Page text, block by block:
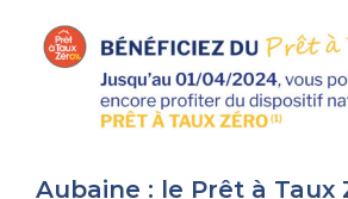
Aubaine : le Prêt à Taux